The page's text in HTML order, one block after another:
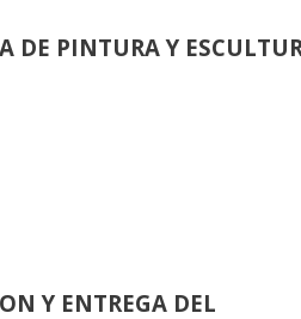
DE PINTURA Y
Y ENTREGA DEL